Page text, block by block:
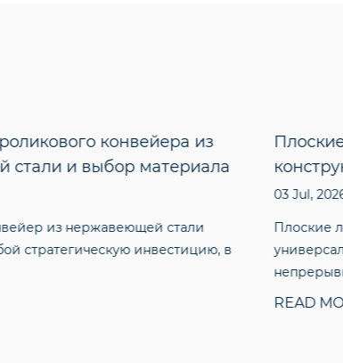
конвейера из
выбор материала
нержавеющей стали
инвестицию, в
Плоские
конструкции и
03 Jul, 2026
Плоские
универсальное и
непрерывной
READ MORE